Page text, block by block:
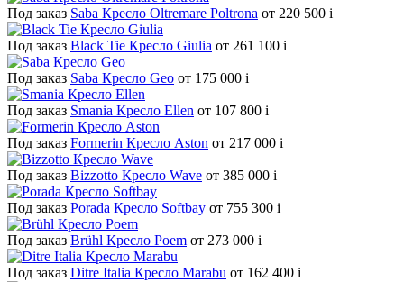
Под заказ Saba Кресло Oltremare Poltrona от 220 500 i
Под заказ Black Tie Кресло Giulia от 261 100 i
Под заказ Saba Кресло Geo от 175 000 i
Под заказ Smania Кресло Ellen от 107 800 i
Под заказ Formerin Кресло Aston от 217 000 i
Под заказ Bizzotto Кресло Wave от 385 000 i
Под заказ Porada Кресло Softbay от 755 300 i
Под заказ Brühl Кресло Poem от 273 000 i
Под заказ Ditre Italia Кресло Marabu от 162 400 i